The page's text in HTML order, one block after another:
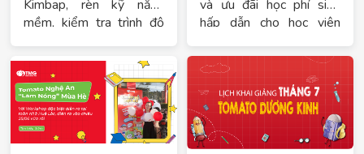
THÀNH ĐẦU BẾP
NHÍ
Kimbap, rèn kỹ năng
mềm, kiểm tra trình độ
nghĩa cùng Tomato!
và ưu đãi học phí siêu
hấp dẫn cho học viên
Đăng ký ngay!